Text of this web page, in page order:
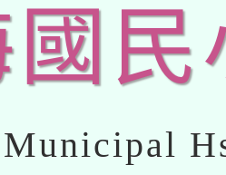
民
Municipal